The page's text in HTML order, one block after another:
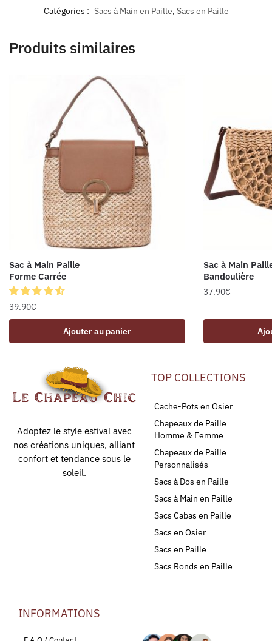
Catégories : Sacs à Main en Paille, Sacs en Paille
Produits similaires
Sac à Main Paille
Forme Carrée
39.90€
Ajouter au panier
Sac à Main
Bandoulière
37.90€
Adoptez le style estival avec
nos créations uniques, alliant
confort et tendance sous le
soleil.
TOP COLLECTIONS
Cache-Pots en Osier
Chapeaux de Paille
Homme & Femme
Chapeaux de Paille
Personnalisés
Sacs à Dos en Paille
Sacs à Main en Paille
Sacs Cabas en Paille
Sacs en Osier
Sacs en Paille
Sacs Ronds en Paille
INFORMATIONS